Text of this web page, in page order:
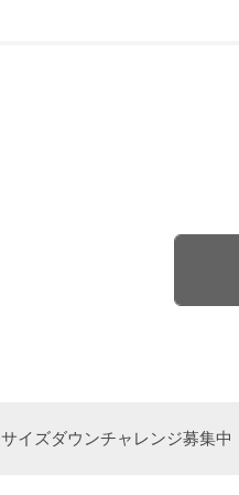
サイズダウンチャレンジ募集